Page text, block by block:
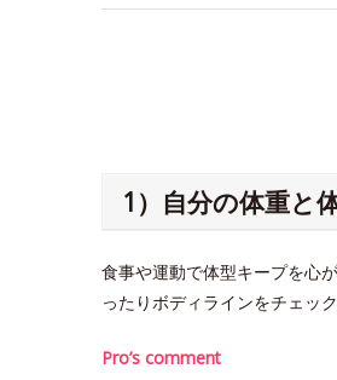
1）自分の体重と
食事や運動で体型キープを心
ったりボディラインをチェッ
Pro’s comment